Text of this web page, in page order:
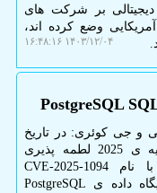
بر شرکت های
وضع کرده اند،
۱۴۰۳/۱۲/۰۴ ۱۶:۴۸:۱۶
و جی کوئری: در تاریخ
13 فوریه ی 2025 لطمه پذیری
جدیدی با نام CVE-2025-1094
برای پایگاه داده ی PostgreSQL